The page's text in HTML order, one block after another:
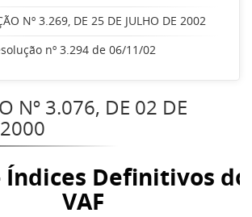
Nº 3.269, DE 25 DE JULHO DE 2002
nº 3.294 de 06/11/02
Nº 3.076, DE 02 DE
Índices Definitivos do
VAF